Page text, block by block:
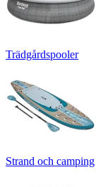
Trädgårdspooler
Strand och camping